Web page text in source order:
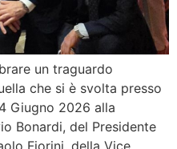
un traguardo
che si è svolta presso
Giugno 2026 alla
Bonardi, del Presidente